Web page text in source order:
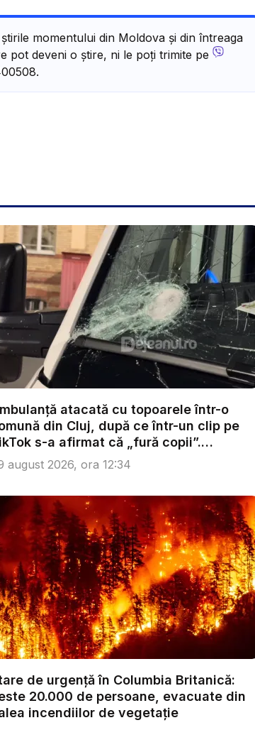
momentului din Moldova și din întreaga
pot deveni o știre, ni le poți trimite pe
atacată cu topoarele într-o
din Cluj, după ce într-un clip pe
s-a afirmat că „fură copii”.
august 2026, ora 12:34
de urgență în Columbia Britanică:
20.000 de persoane, evacuate din
incendiilor de vegetație